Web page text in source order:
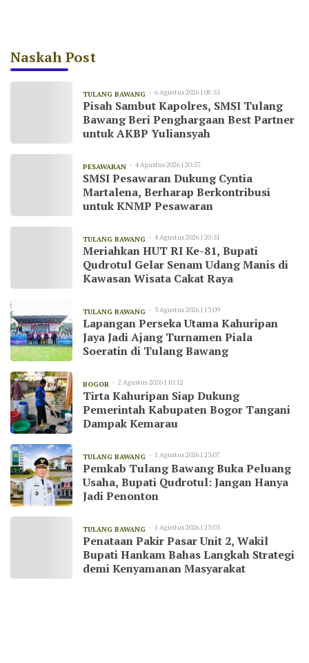
Naskah Post
TULANG BAWANG 6 Agustus 2026 | 08:55
Pisah Sambut Kapolres, SMSI Tulang
Bawang Beri Penghargaan Best Partner
untuk AKBP Yuliansyah
PESAWARAN 4 Agustus 2026 | 20:57
SMSI Pesawaran Dukung Cyntia
Martalena, Berharap Berkontribusi
untuk KNMP Pesawaran
TULANG BAWANG 4 Agustus 2026 | 20:51
Meriahkan HUT RI Ke-81, Bupati
Qudrotul Gelar Senam Udang Manis di
Kawasan Wisata Cakat Raya
TULANG BAWANG 3 Agustus 2026 | 13:09
Lapangan Perseka Utama Kahuripan
Jaya Jadi Ajang Turnamen Piala
Soeratin di Tulang Bawang
BOGOR 2 Agustus 2026 | 10:12
Tirta Kahuripan Siap Dukung
Pemerintah Kabupaten Bogor Tangani
Dampak Kemarau
TULANG BAWANG 1 Agustus 2026 | 23:07
Pemkab Tulang Bawang Buka Peluang
Usaha, Bupati Qudrotul: Jangan Hanya
Jadi Penonton
TULANG BAWANG 1 Agustus 2026 | 23:03
Penataan Pakir Pasar Unit 2, Wakil
Bupati Hankam Bahas Langkah Strategi
demi Kenyamanan Masyarakat